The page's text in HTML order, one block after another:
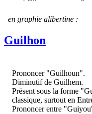
en graphie alibertine :
Guilhon
Prononcer "Guilhoun".
Diminutif de Guilhem.
Présent sous la forme
classique, surtout en
Prononcer entre